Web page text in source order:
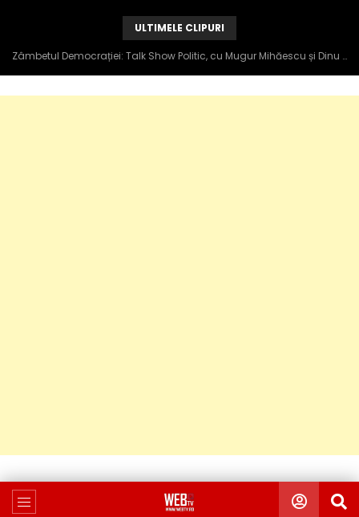
ULTIMELE CLIPURI
Zâmbetul Democrației: Talk Show Politic, cu Mugur Mihăescu și Dinu Popescu